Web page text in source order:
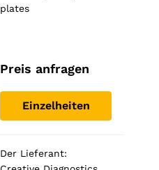
plates
Preis anfragen
Einzelheiten
Der Lieferant: